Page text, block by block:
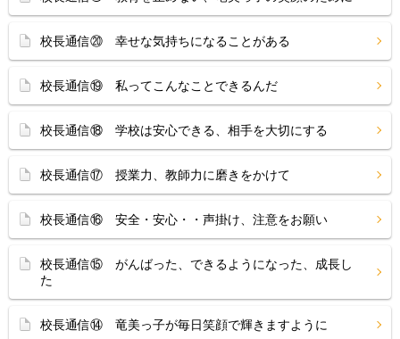
校長通信⑳ 幸せな気持ちになることがある
校長通信⑲ 私ってこんなことできるんだ
校長通信⑱ 学校は安心できる、相手を大切にする
校長通信⑰ 授業力、教師力に磨きをかけて
校長通信⑯ 安全・安心・・声掛け、注意をお願い
校長通信⑮ がんばった、できるようになった、成長し
た
校長通信⑭ 竜美っ子が毎日笑顔で輝きますように